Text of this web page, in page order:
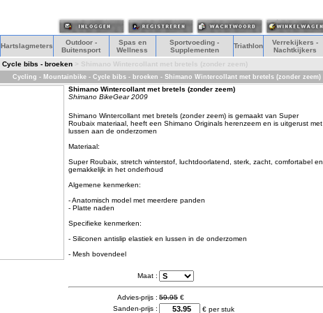
Hartslagmeters
Outdoor -
Buitensport
Spas en
Wellness
Sportvoeding -
Supplementen
Triathlon
Verrekijkers -
Nachtkijkers
Cycle bibs - broeken > Shimano Wintercollant met bretels (zonder zeem)
Cycling - Mountainbike - Cycle bibs - broeken - Shimano Wintercollant met bretels (zonder zeem)
Shimano Wintercollant met bretels (zonder zeem)
Shimano BikeGear 2009
Shimano Wintercollant met bretels (zonder zeem) is gemaakt van Super
Roubaix materiaal, heeft een Shimano Originals herenzeem en is uitgerust met
lussen aan de onderzomen
Materiaal:
Super Roubaix, stretch winterstof, luchtdoorlatend, sterk, zacht, comfortabel en
gemakkelijk in het onderhoud
Algemene kenmerken:
- Anatomisch model met meerdere panden
- Platte naden
Specifieke kenmerken:
- Siliconen antislip elastiek en lussen in de onderzomen
- Mesh bovendeel
Maat :
Advies-prijs : 59.95 €
Sanden-prijs :
€ per stuk